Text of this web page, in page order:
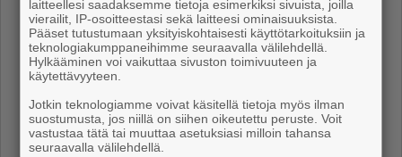
ten bii­si ote­taan vas­taan. Älä vai­en­na ki­pua ker­too
juu­ri täs­tä: koh­taa tun­tee­si roh­ke­as­ti, kii­tä vies­tis­tä
ja pääs­tä me­ne­mään. Älä an­na lu­paa jää­dä asu­maan,
vaan avaa sy­dä­me­si pa­ri­o­vet kul­man ta­ka­na odot­ta­
val­le on­nen tun­teel­le, Eve ker­too.
laitteellesi saadaksemme tietoja esimerkiksi sivuista, joilla
vierailit, IP-osoitteestasi sekä laitteesi ominaisuuksista.
Pääset tutustumaan yksityiskohtaisesti käyttötarkoituksiin ja
teknologiakumppaneihimme seuraavalla välilehdellä.
Hylkääminen voi vaikuttaa sivuston toimivuuteen ja
käytettävyyteen.
Jotkin teknologiamme voivat käsitellä tietoja myös ilman
suostumusta, jos niillä on siihen oikeutettu peruste. Voit
vastustaa tätä tai muuttaa asetuksiasi milloin tahansa
seuraavalla välilehdellä.